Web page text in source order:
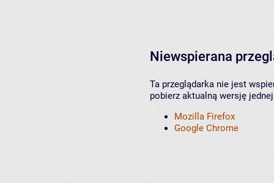
Niewspierana
Ta przeglądarka nie jest
pobierz aktualną wersję
Mozilla Firefox
Google Chrome